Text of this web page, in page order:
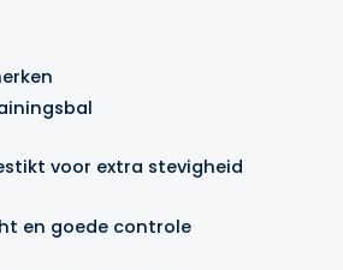
voor extra stevigheid
en goede controle